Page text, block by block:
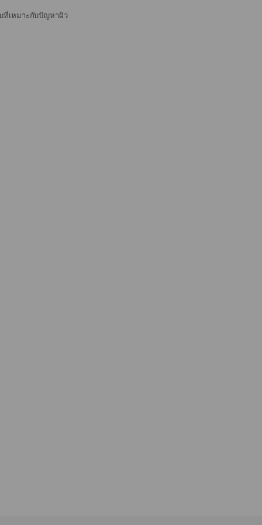
ที่เหมาะกับปัญหาผิว